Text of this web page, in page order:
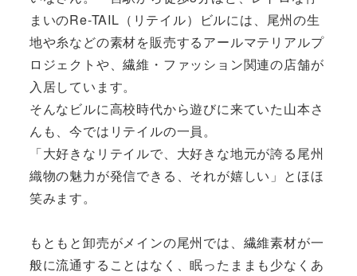
まいのRe-TAIL（リテイル）ビルには、尾州の生
地や糸などの素材を販売するアールマテリアルプ
ロジェクトや、繊維・ファッション関連の店舗が
入居しています。
そんなビルに高校時代から遊びに来ていた山本さ
んも、今ではリテイルの一員。
「大好きなリテイルで、大好きな地元が誇る尾州
織物の魅力が発信できる、それが嬉しい」とほほ
笑みます。
もともと卸売がメインの尾州では、繊維素材が一
般に流通することはなく、眠ったままも少なくあ